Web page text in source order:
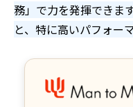
務」で力を発揮できま
と、特に高いパフォー